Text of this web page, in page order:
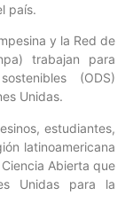
país.
y la Red de
trabajan para
(ODS)
Unidas.
estudiantes,
latinoamericana
Abierta que
Unidas para la